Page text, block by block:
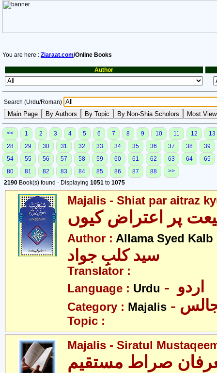
You are here : Ziaraat.com/Online Books
Author
Search (Urdu/Roman)
<< 1 2 3 4 5 6 7 8 9 10 11 12
13
28
29 30 31 32 33 34 35 36 37 38
39
54
55 56 57 58 59 60 61 62 63 64
65
80
81 82 83 84 85 86 87 88
>>
2190 Book(s) found - Displaying 1051 to 1075
Majalis - Shiat par aitraz
پر اعتراض کیوں
Author : Allama Syed Kalb
سید کلبِ جواد
Translator :
Language : Urdu
Category : Majalis
Topic :
Majalis - Siratul